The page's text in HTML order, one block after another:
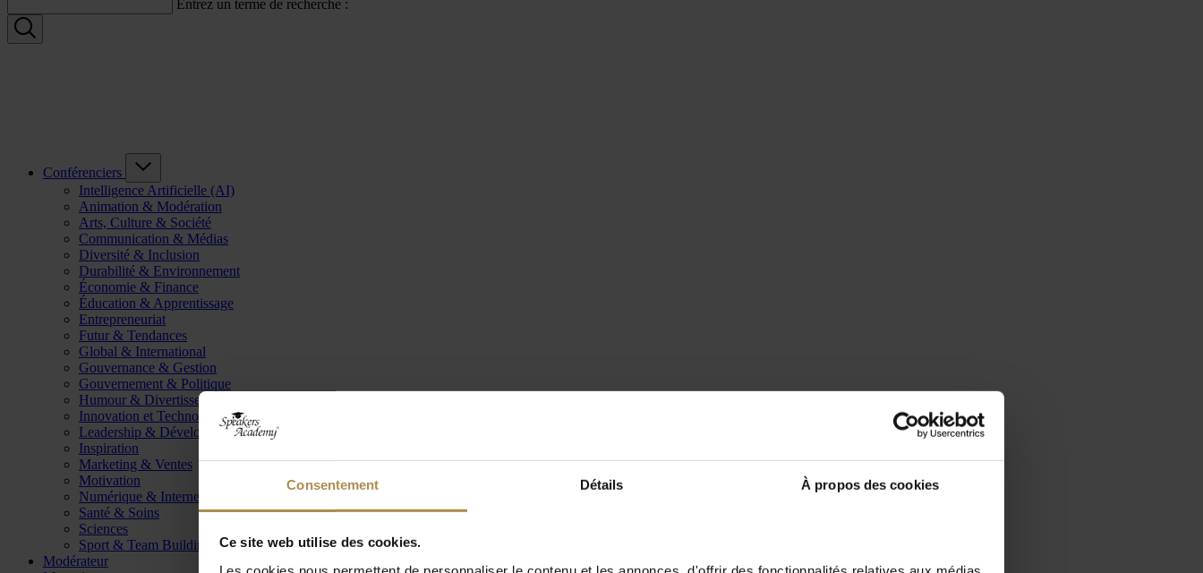
Consentement Détails À propos des cookies
Ce site web utilise des cookies.
Entrez un terme de recherche :
Conférenciers
Intelligence Artificielle (AI)
Animation & Modération
Arts, Culture & Société
Communication & Médias
Diversité & Inclusion
Durabilité & Environnement
Économie & Finance
Éducation & Apprentissage
Entrepreneuriat
Futur & Tendances
Global & International
Gouvernance & Gestion
Gouvernement & Politique
Humour & Divertissement
Innovation et Technologie
Leadership & Développement
Inspiration
Marketing & Ventes
Motivation
Numérique & Internet
Santé & Soins
Sciences
Sport & Team Building
Modérateur